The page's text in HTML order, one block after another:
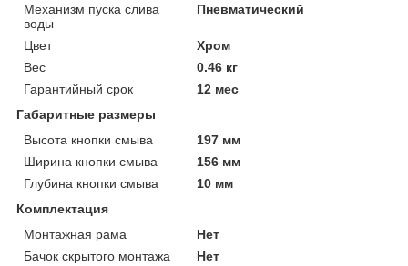
Механизм пуска слива
воды
Пневматический
Цвет
Хром
Вес
0.46 кг
Гарантийный срок
12 мес
Габаритные размеры
Высота кнопки смыва
197 мм
Ширина кнопки смыва
156 мм
Глубина кнопки смыва
10 мм
Комплектация
Монтажная рама
Нет
Бачок скрытого монтажа
Нет